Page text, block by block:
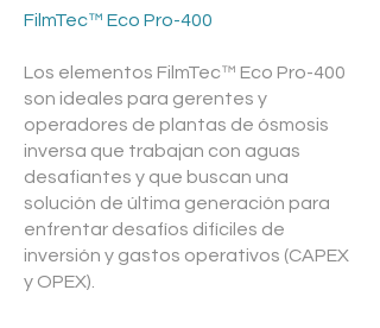
FilmTec™ Eco Pro-400
Los elementos FilmTec™ Eco Pro-400
son ideales para gerentes y
operadores de plantas de ósmosis
inversa que trabajan con aguas
desafiantes y que buscan una
solución de última generación para
enfrentar desafíos difíciles de
inversión y gastos operativos (CAPEX
y OPEX).